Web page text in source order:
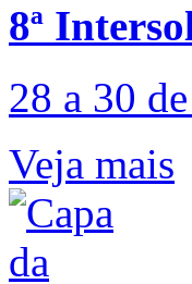
8ª
28 a 30
Veja mais